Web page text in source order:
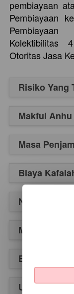
pembiayaan
Pembiayaan
Kolektibilitas
Otoritas Jasa
Risiko Yang
Makful
Masa
Biaya
Nilai
Mulai
Berakhir
Uraian